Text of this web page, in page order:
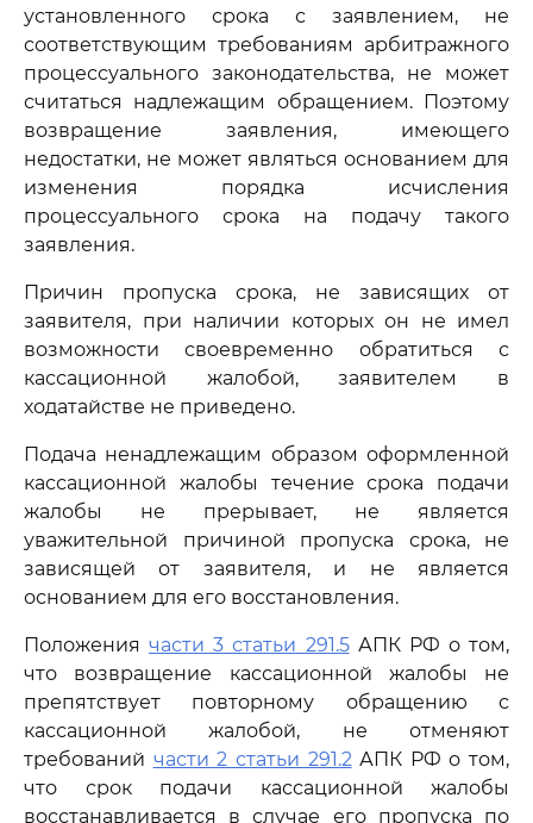
установленного срока с заявлением, не
соответствующим требованиям арбитражного
процессуального законодательства, не может
считаться надлежащим обращением. Поэтому
возвращение заявления, имеющего
недостатки, не может являться основанием для
изменения порядка исчисления
процессуального срока на подачу такого
заявления.
Причин пропуска срока, не зависящих от
заявителя, при наличии которых он не имел
возможности своевременно обратиться с
кассационной жалобой, заявителем в
ходатайстве не приведено.
Подача ненадлежащим образом оформленной
кассационной жалобы течение срока подачи
жалобы не прерывает, не является
уважительной причиной пропуска срока, не
зависящей от заявителя, и не является
основанием для его восстановления.
Положениячасти 3 статьи 291.5АПК РФ о том,
что возвращение кассационной жалобы не
препятствует повторному обращению с
кассационной жалобой, не отменяют
требований части 2 статьи 291.2АПК РФ о том,
что срок подачи кассационной жалобы
восстанавливается в случае его пропуска по